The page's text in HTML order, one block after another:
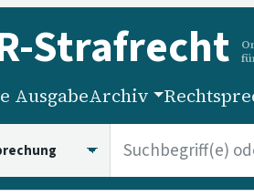
-Strafrecht
AusgabeArchiv